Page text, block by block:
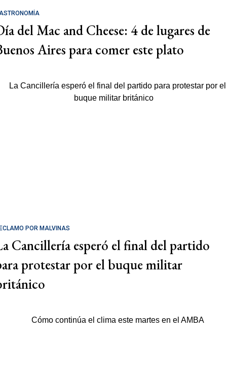
del Mac and Cheese: 4 de lugares de
Aires para comer este plato
POR MALVINAS
Cancillería esperó el final del partido
protestar por el buque militar